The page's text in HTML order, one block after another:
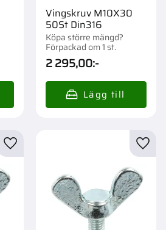
Vingskruv M10X30
50St Din316
Köpa större mängd?
Förpackad om 1 st.
2 295,00:-
Lägg till i favoriter